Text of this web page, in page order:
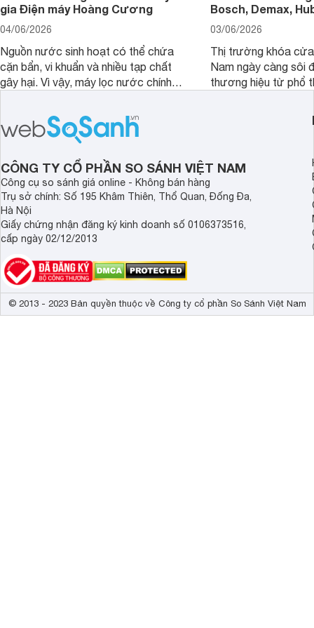
gia Điện máy Hoàng Cương
04/06/2026
Nguồn nước sinh hoạt có thể chứa
cặn bẩn, vi khuẩn và nhiều tạp chất
gây hại. Vì vậy, máy lọc nước chính
sạch cho cả gia đình.
Bosch, Demax,
03/06/2026
Thị trường khóa
Nam ngày càng sôi
thương hiệu từ phổ
sẽ so sánh 5
Demax, Hubert và
CÔNG TY CỔ PHẦN SO SÁNH VIỆT NAM
Công cụ so sánh giá online - Không bán hàng
Trụ sở chính: Số 195 Khâm Thiên, Thổ Quan, Đống Đa,
Hà Nội
Giấy chứng nhận đăng ký kinh doanh số 0106373516,
cấp ngày 02/12/2013
© 2013 - 2023 Bản quyền thuộc về Công ty cổ phần So Sánh Việt Nam